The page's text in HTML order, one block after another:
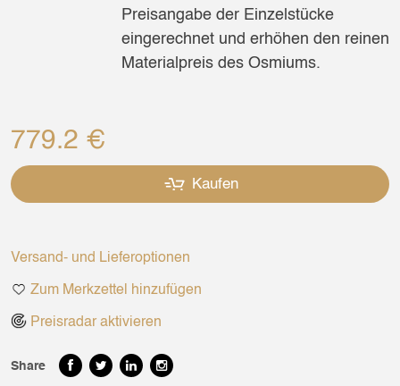
Preisangabe der Einzelstücke
eingerechnet und erhöhen den reinen
Materialpreis des Osmiums.
779.2 €
Kaufen
Versand- und Lieferoptionen
Zum Merkzettel hinzufügen
Preisradar aktivieren
Share